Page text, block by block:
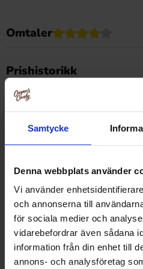
Samtycke
Denna webbplats använder
Vi använder
och annonserna till
för sociala medier och
vidarebefordrar även sådana
information från din enhet till
annons- och analysföretag
Omtaler
Prishistorikk
Laveste pris de siste 30